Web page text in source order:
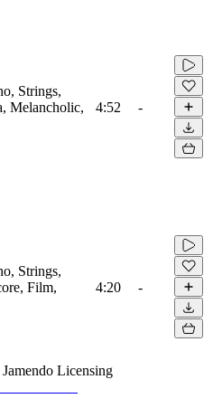
Strings,
Melancholic,
4:52 -
Strings,
Film,
4:20 -
Jamendo Licensing